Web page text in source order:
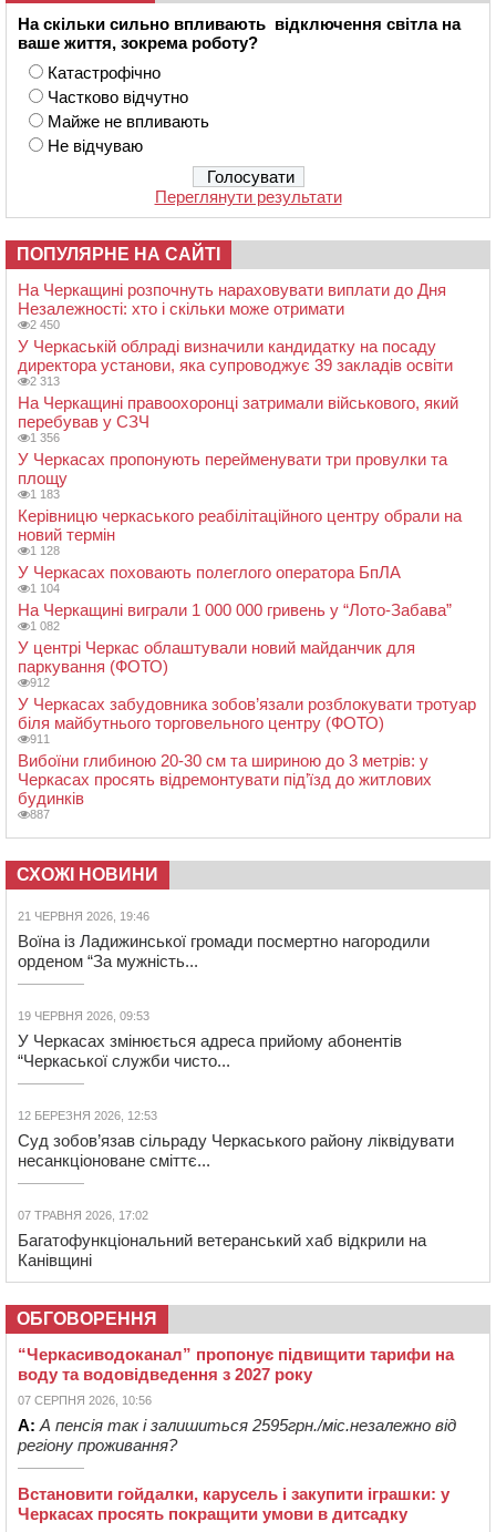
На скільки сильно впливають відключення світла на
ваше життя, зокрема роботу?
Катастрофічно
Частково відчутно
Майже не впливають
Не відчуваю
Переглянути результати
ПОПУЛЯРНЕ НА САЙТІ
На Черкащині розпочнуть нараховувати виплати до Дня
Незалежності: хто і скільки може отримати
2 450
У Черкаській облраді визначили кандидатку на посаду
директора установи, яка супроводжує 39 закладів освіти
2 313
На Черкащині правоохоронці затримали військового, який
перебував у СЗЧ
1 356
У Черкасах пропонують перейменувати три провулки та
площу
1 183
Керівницю черкаського реабілітаційного центру обрали на
новий термін
1 128
У Черкасах поховають полеглого оператора БпЛА
1 104
На Черкащині виграли 1 000 000 гривень у “Лото-Забава”
1 082
У центрі Черкас облаштували новий майданчик для
паркування (ФОТО)
912
У Черкасах забудовника зобов’язали розблокувати тротуар
біля майбутнього торговельного центру (ФОТО)
911
Вибоїни глибиною 20-30 см та шириною до 3 метрів: у
Черкасах просять відремонтувати під’їзд до житлових
будинків
887
СХОЖІ НОВИНИ
21 ЧЕРВНЯ 2026, 19:46
Воїна із Ладижинської громади посмертно нагородили
орденом “За мужність...
19 ЧЕРВНЯ 2026, 09:53
У Черкасах змінюється адреса прийому абонентів
“Черкаської служби чисто...
12 БЕРЕЗНЯ 2026, 12:53
Суд зобов’язав сільраду Черкаського району ліквідувати
несанкціоноване сміттє...
07 ТРАВНЯ 2026, 17:02
Багатофункціональний ветеранський хаб відкрили на
Канівщині
ОБГОВОРЕННЯ
“Черкасиводоканал” пропонує підвищити тарифи на
воду та водовідведення з 2027 року
07 СЕРПНЯ 2026, 10:56
А: А пенсія так і залишиться 2595грн./міс.незалежно від
регіону проживання?
Встановити гойдалки, карусель і закупити іграшки: у
Черкасах просять покращити умови в дитсадку